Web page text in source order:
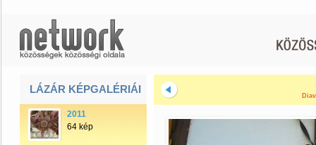
LÁZÁR KÉPGALÉRIÁI
2011
64 kép